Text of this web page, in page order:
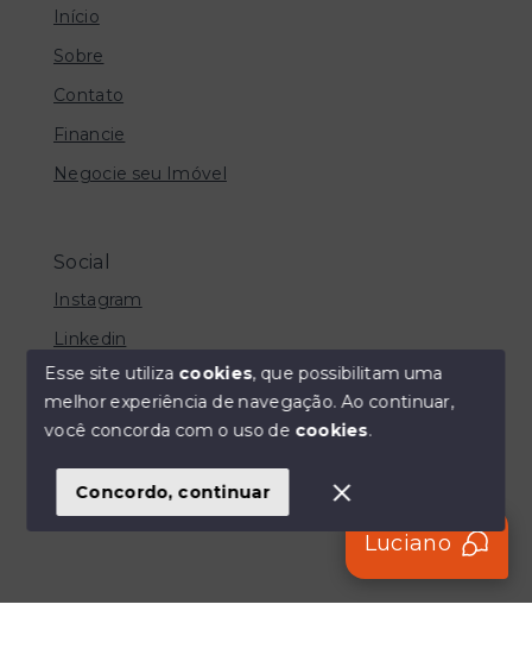
Início
Sobre
Contato
Financie
Negocie seu Imóvel
Social
Instagram
Linkedin
© Copyright 2026 - CLS IMOBILIÁRIA - Todos os
SITE PARA IMOBILIARIA
Esse site utiliza cookies, que possibilitam uma
melhor experiência de navegação.Ao continuar,
você concorda com o uso de cookies.
Concordo, continuar
Luciano